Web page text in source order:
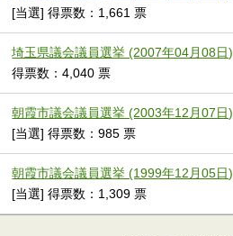
[当選] 得票数：1,661 票
埼玉県議会議員選挙 (2007年04月08日)
得票数：4,040 票
朝霞市議会議員選挙 (2003年12月07日)
[当選] 得票数：985 票
朝霞市議会議員選挙 (1999年12月05日)
[当選] 得票数：1,309 票